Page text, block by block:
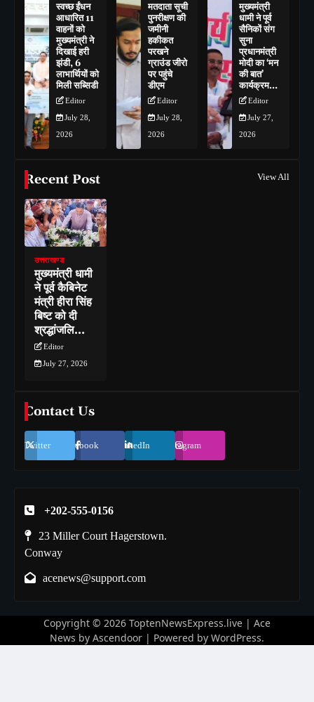
स्वच्छ ईंधन
आधारित 11
वाहनों को
मुख्यमंत्री ने
दिखाई हरी
झंडी, 6
लाभार्थियों को
मिली सब्सिडी
Editor
July 28,
2026
मतदाता सूची
पुनरीक्षण की
जमीनी
हकीकत
परखने
ग्राउंड जीरो
पर पहुंचे
डीएम
Editor
July 28,
2026
मुख्यमंत्री
धामी ने पूर्व
सैनिकों संग
सुना
प्रधानमंत्री
मोदी का ‘मन
की बात’
कार्यक्रम…
Editor
July 27,
2026
Recent Post View All
उत्तराखण्ड
मुख्यमंत्री धामी
ने पूर्व कैबिनेट
मंत्री हीरा सिंह
बिष्ट को दी
श्रद्धांजलि…
Editor
July 27, 2026
Contact Us
Twitter Facebook LinkedIn Instagram
+202-555-0156
23 Miller Court Hagerstown.
Conway
acenews@support.com
Copyright © 2026 ToptenNewsExpress.live | Ace
News by Ascendoor | Powered by WordPress.